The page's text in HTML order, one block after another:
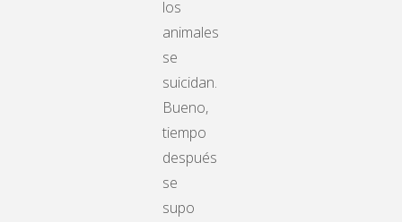
los
animales
se
suicidan.
Bueno,
tiempo
después
se
supo